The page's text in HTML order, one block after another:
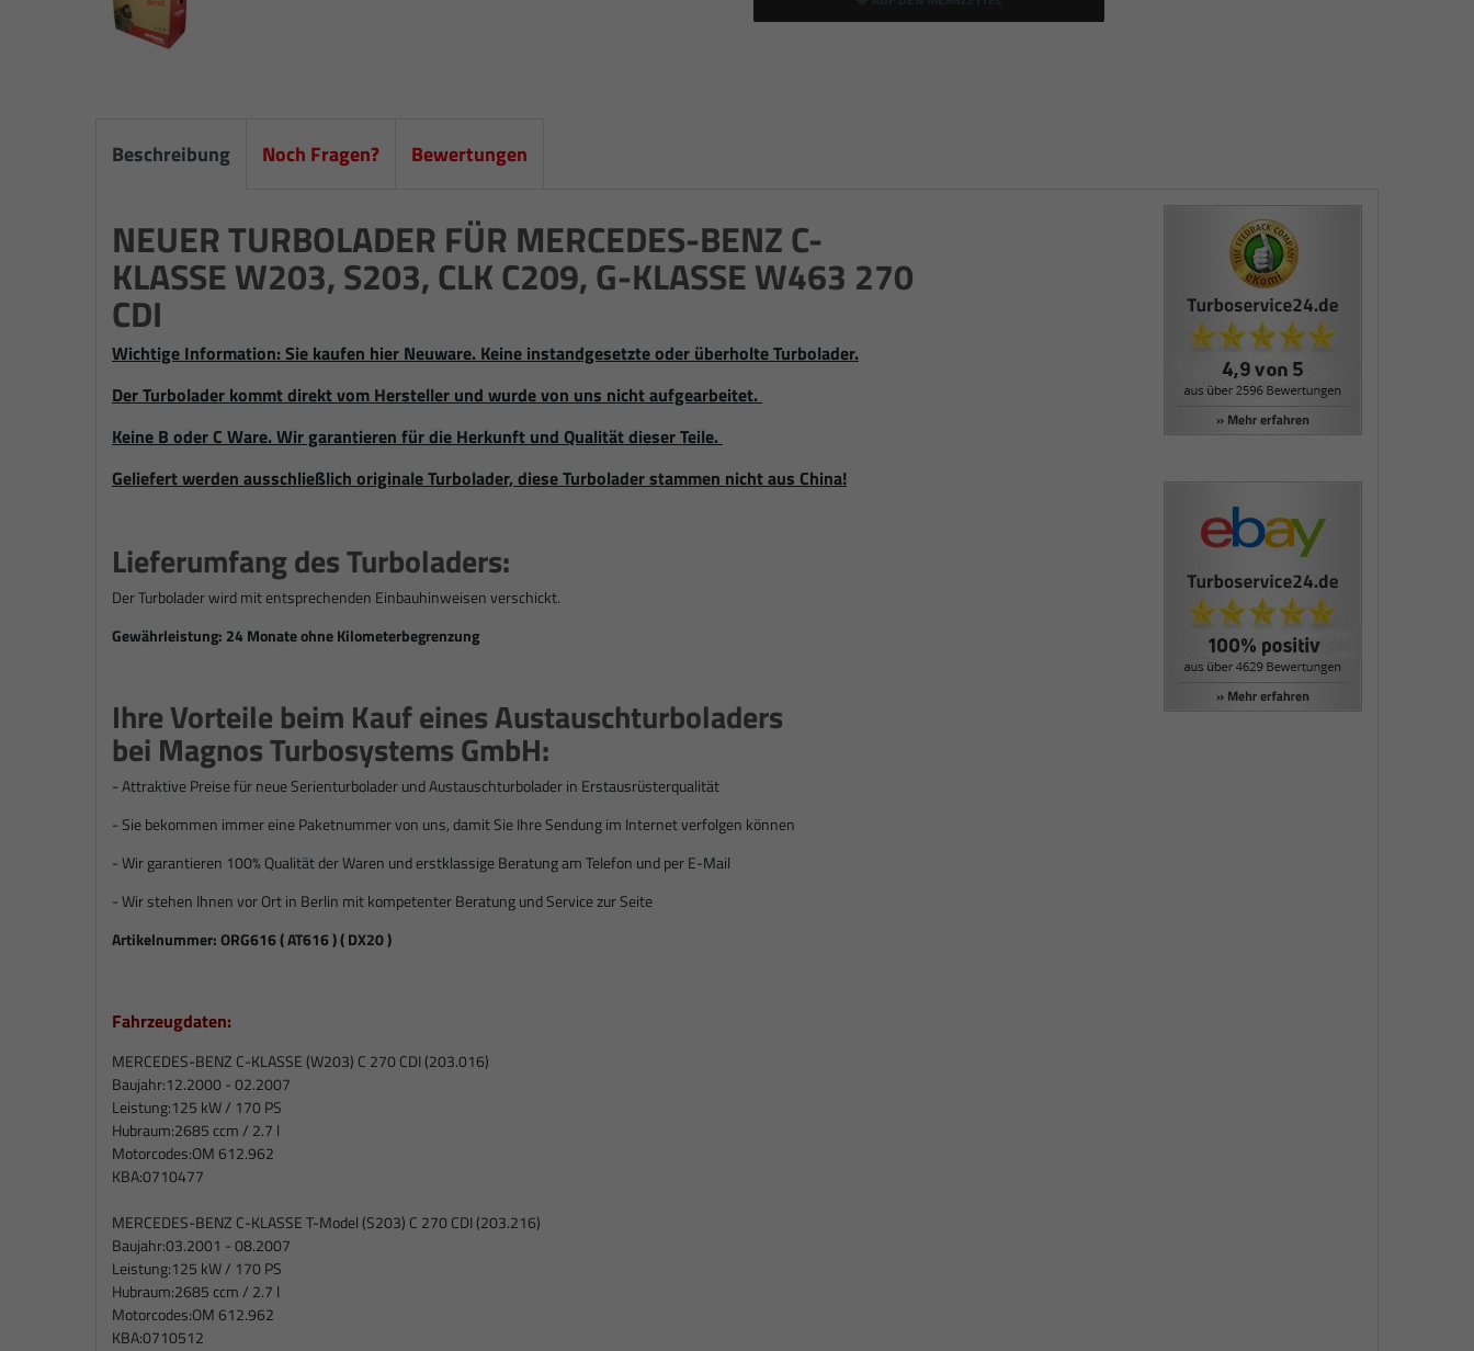
Beschreibung Noch Fragen? Bewertungen
NEUER TURBOLADER FÜR MERCEDES-BENZ C-
KLASSE W203, S203, CLK C209, G-KLASSE W463 270
CDI
Wichtige Information: Sie kaufen hier Neuware. Keine instandgesetzte oder überholte Turbolader.
Der Turbolader kommt direkt vom Hersteller und wurde von uns nicht aufgearbeitet.
Keine B oder C Ware. Wir garantieren für die Herkunft und Qualität dieser Teile.
Geliefert werden ausschließlich originale Turbolader, diese Turbolader stammen nicht aus China!
Lieferumfang des Turboladers:
Der Turbolader wird mit entsprechenden Einbauhinweisen verschickt.
Gewährleistung: 24 Monate ohne Kilometerbegrenzung
Ihre Vorteile beim Kauf eines Austauschturboladers
bei Magnos Turbosystems GmbH:
- Attraktive Preise für neue Serienturbolader und Austauschturboladerin Erstausrüsterqualität
- Sie bekommen immer eine Paketnummer von uns, damit Sie Ihre Sendung im Internet verfolgen können
- Wir garantieren 100% Qualität der Waren und erstklassige Beratung am Telefon und per E-Mail
- Wir stehen Ihnen vor Ort in Berlin mit kompetenter Beratung und Service zur Seite
Artikelnummer:ORG616 ( AT616 ) ( DX20 )
Fahrzeugdaten:
MERCEDES-BENZ C-KLASSE (W203) C 270 CDI (203.016)
Baujahr:12.2000 - 02.2007
Leistung:125 kW / 170 PS
Hubraum:2685 ccm / 2.7 l
Motorcodes:OM 612.962
KBA:0710477
MERCEDES-BENZ C-KLASSE T-Model (S203) C 270 CDI (203.216)
Baujahr:03.2001 - 08.2007
Leistung:125 kW / 170 PS
Hubraum:2685 ccm / 2.7 l
Motorcodes:OM 612.962
KBA:0710512